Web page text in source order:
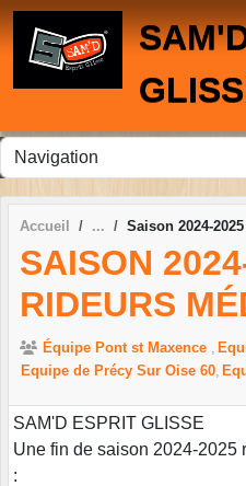
Accueil Saison 2024-
SAISON
RIDEURS
Équipe Pont st Maxence
Equipe de Précy Sur Oise 60
SAM'D ESPRIT GLISSE
Une fin de saison 2024-2025
:
Panneau de gestion des cookies